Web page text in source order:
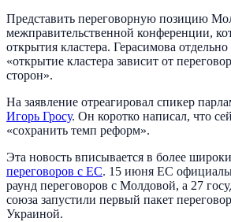
Представить переговорную позицию
межправительственной конференции,
открытия кластера. Герасимова
«открытие кластера зависит от
сторон».
На заявление отреагировал спикер
Игорь Гросу. Он коротко написал, что
«сохранить темп реформ».
Эта новость вписывается в более
переговоров с ЕС. 15 июня ЕС
раунд переговоров с Молдовой, а 27
союза запустили первый пакет
Украиной.